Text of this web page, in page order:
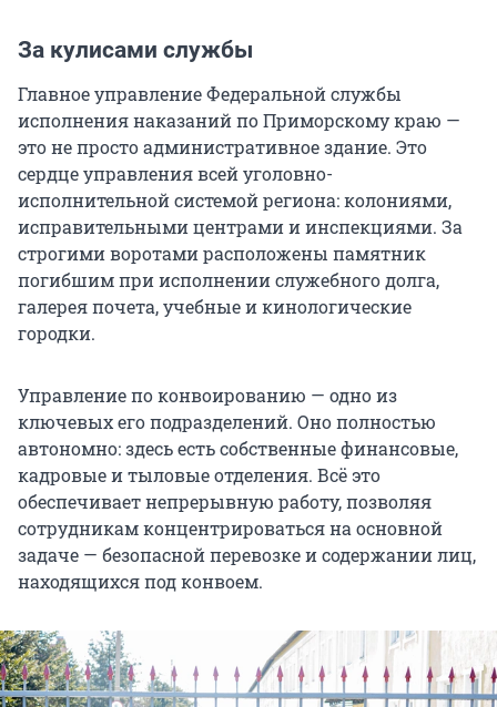
За кулисами службы
Главное управление Федеральной службы
исполнения наказаний по Приморскому краю —
это не просто административное здание. Это
сердце управления всей уголовно-
исполнительной системой региона: колониями,
исправительными центрами и инспекциями. За
строгими воротами расположены памятник
погибшим при исполнении служебного долга,
галерея почета, учебные и кинологические
городки.
Управление по конвоированию — одно из
ключевых его подразделений. Оно полностью
автономно: здесь есть собственные финансовые,
кадровые и тыловые отделения. Всё это
обеспечивает непрерывную работу, позволяя
сотрудникам концентрироваться на основной
задаче — безопасной перевозке и содержании лиц,
находящихся под конвоем.